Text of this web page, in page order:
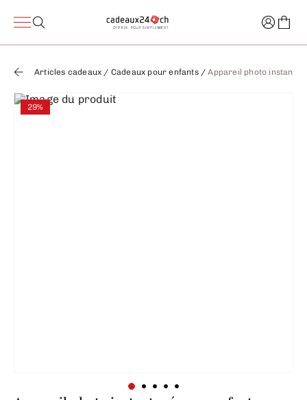
Articles cadeaux / Cadeaux pour enfants/Appareil photo
29%